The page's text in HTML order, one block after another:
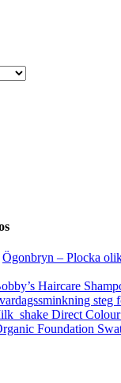
Ögonbryn – Plocka
Haircare
steg
Direct Colour
Foundation